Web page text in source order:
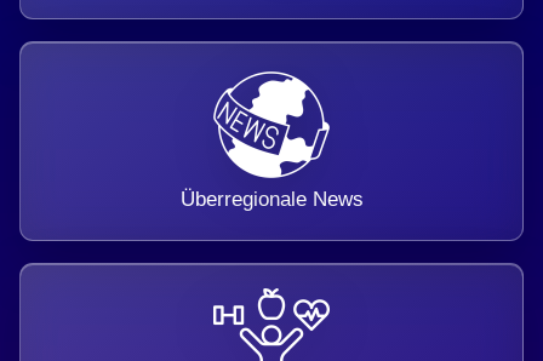
Überregionale News